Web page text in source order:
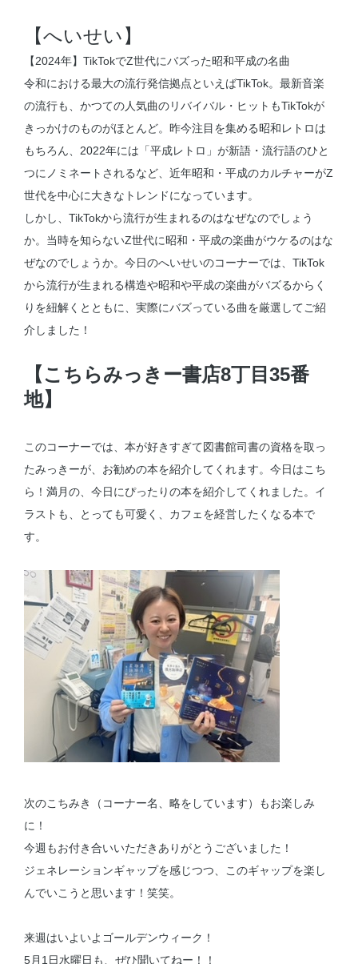
【へいせい】
【2024年】TikTokでZ世代にバズった昭和平成の名曲
令和における最大の流行発信拠点といえばTikTok。最新音楽
の流行も、かつての人気曲のリバイバル・ヒットもTikTokが
きっかけのものがほとんど。昨今注目を集める昭和レトロは
もちろん、2022年には「平成レトロ」が新語・流行語のひと
つにノミネートされるなど、近年昭和・平成のカルチャーがZ
世代を中心に大きなトレンドになっています。
しかし、TikTokから流行が生まれるのはなぜなのでしょう
か。当時を知らないZ世代に昭和・平成の楽曲がウケるのはな
ぜなのでしょうか。今日のへいせいのコーナーでは、TikTok
から流行が生まれる構造や昭和や平成の楽曲がバズるからく
りを紐解くとともに、実際にバズっている曲を厳選してご紹
介しました！
【こちらみっきー書店8丁目35番
地】
このコーナーでは、本が好きすぎて図書館司書の資格を取っ
たみっきーが、お勧めの本を紹介してくれます。今日はこち
ら！満月の、今日にぴったりの本を紹介してくれました。イ
ラストも、とっても可愛く、カフェを経営したくなる本で
す。
次のこちみき（コーナー名、略をしています）もお楽しみ
に！
今週もお付き合いいただきありがとうございました！
ジェネレーションギャップを感じつつ、このギャップを楽し
んでいこうと思います！笑笑。
来週はいよいよゴールデンウィーク！
5月1日水曜日も、ぜひ聞いてねー！！